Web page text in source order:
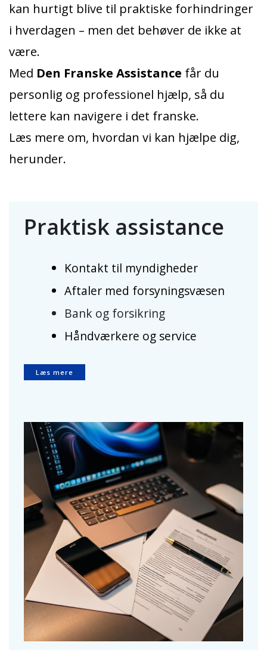
kan hurtigt blive til praktiske forhindringer
i hverdagen – men det behøver de ikke at
være.
Med Den Franske Assistance får du
personlig og professionel hjælp, så du
lettere kan navigere i det franske.
Læs mere om, hvordan vi kan hjælpe dig,
herunder.
Praktisk assistance
Kontakt til myndigheder
Aftaler med forsyningsvæsen
Bank og forsikring
Håndværkere og service
Læs mere